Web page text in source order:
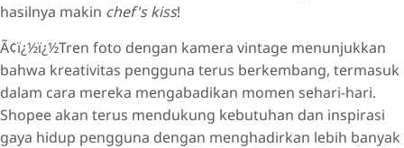
hasilnya makin chef's kiss!
Ã¢ï¿½ï¿½Tren foto dengan kamera vintage menunjukkan
bahwa kreativitas pengguna terus berkembang, termasuk
dalam cara mereka mengabadikan momen sehari-hari.
Shopee akan terus mendukung kebutuhan dan inspirasi
gaya hidup pengguna dengan menghadirkan lebih banyak